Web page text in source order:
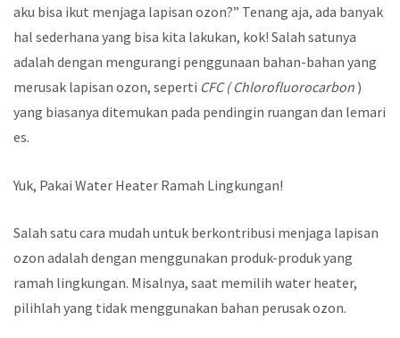
aku bisa ikut menjaga lapisan ozon?” Tenang aja, ada banyak
hal sederhana yang bisa kita lakukan, kok! Salah satunya
adalah dengan mengurangi penggunaan bahan-bahan yang
merusak lapisan ozon, seperti CFC ( Chlorofluorocarbon )
yang biasanya ditemukan pada pendingin ruangan dan lemari
es.
Yuk, Pakai Water Heater Ramah Lingkungan!
Salah satu cara mudah untuk berkontribusi menjaga lapisan
ozon adalah dengan menggunakan produk-produk yang
ramah lingkungan. Misalnya, saat memilih water heater,
pilihlah yang tidak menggunakan bahan perusak ozon.